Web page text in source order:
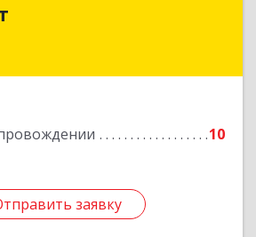
10
заявку
Автономный округ
Подробнее
заявку